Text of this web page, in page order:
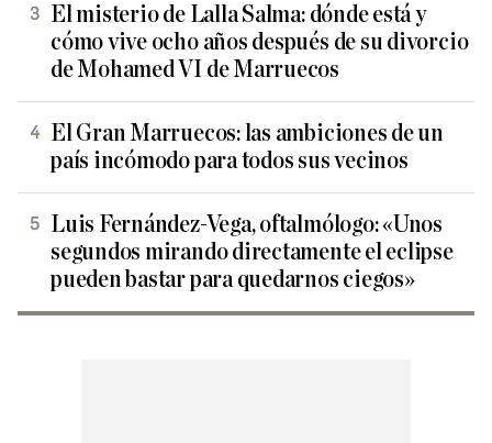
El misterio de Lalla Salma: dónde está y
cómo vive ocho años después de su divorcio
de Mohamed VI de Marruecos
El Gran Marruecos: las ambiciones de un
país incómodo para todos sus vecinos
Luis Fernández-Vega, oftalmólogo: «Unos
segundos mirando directamente el eclipse
pueden bastar para quedarnos ciegos»